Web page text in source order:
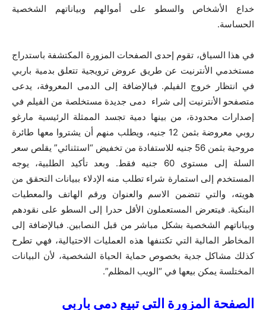
خداع الأشخاص والسطو على أموالهم وبياناتهم الشخصية
الحساسة.
في هذا السياق، تقوم إحدى الصفحات المزورة المكتشفة باستدراج
مستخدمي الأنترنيت عن طريق عروض ترويجية تتعلق بدمية باربي
في انتظار خروج الفيلم. فبالإضافة إلى الدمى المعروفة، يدعى
متصفحو الأنترنيت إلى شراء دمى جديدة مستخلصة من الفيلم في
إصدارات محدودة، من بينها دمية تجسد الممثلة الرئيسية مارغو
روبي معروضة بثمن 12 جنيه، ويطلب منهم أن يشتروا معها طائرة
مروحية بثمن 56 جنيه للاستفادة من تخفيض “استثنائي” يقلص سعر
السلة إلى مستوى 60 جنيه فقط. وبعد تأكيد الطلبية، يوجه
المستخدم إلى استمارة شراء تطلب منه الإدلاء ببيانات التحقق من
هويته، والتي تتضمن الاسم والعنوان ورقم الهاتف والمعطيات
البنكية. فيتعرض المستعملون الأقل حدرا إلى السطو على نقودهم
وبياناتهم الشخصية بشكل مباشر من قبل النصابين. فبالإضافة إلى
المخاطر المالية التي تكتنفها هذه العمليات الاحتيالية، فهي تطرح
كذلك مشاكل جدية بخصوص حماية الحياة الشخصية، لأن البيانات
المختلسة يمكن بيعها في “الويب المظلم”.
الصفحة المزورة التي تبيع دمى باربي